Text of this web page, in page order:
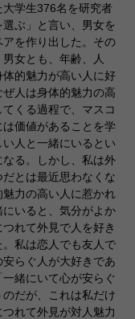
学生376名を研究者
ぶ」と言い、男女を
を作り出した。その
女とも、年齢、人
的魅力が高い人に好
人は身体的魅力の高
くる過程で、マスコ
価値があることを学
人と一緒にいるとい
る。しかし、私は外
とは最近思わなくな
力の高い人に惹かれ
いると、気分がよか
れて外見で人を好き
私は恋人でも友人で
らぐ人が大好きであ
緒にいて心が安らぐ
だが、これは私だけ
れて外見が対人魅力